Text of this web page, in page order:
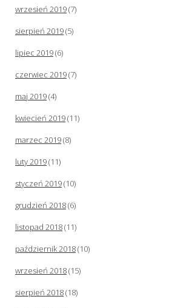
wrzesień 2019(7)
sierpień 2019(5)
lipiec 2019(6)
czerwiec 2019(7)
maj 2019(4)
kwiecień 2019(11)
marzec 2019(8)
luty 2019(11)
styczeń 2019(10)
grudzień 2018(6)
listopad 2018(11)
październik 2018(10)
wrzesień 2018(15)
sierpień 2018(18)